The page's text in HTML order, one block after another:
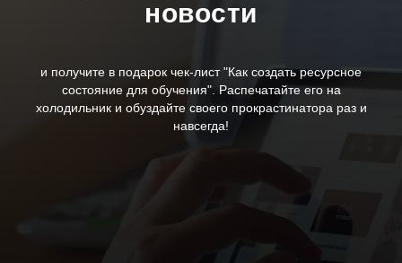
новости
и получите в подарок чек-лист "Как создать ресурсное
состояние для обучения". Распечатайте его на
холодильник и обуздайте своего прокрастинатора раз и
навсегда!